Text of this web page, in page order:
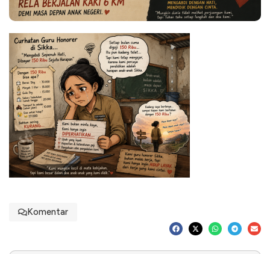
Komentar